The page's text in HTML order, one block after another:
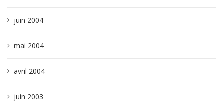
juin 2004
mai 2004
avril 2004
juin 2003